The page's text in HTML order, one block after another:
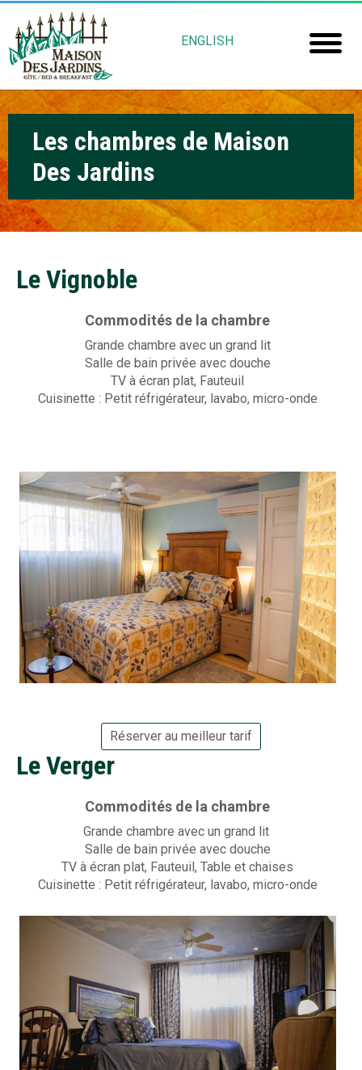
Aller
contenu
principal
M
a
i
s
D
e
s
s
des
ENGLISH
Les chambres de Maison
Des Jardins
Le Vignoble
Commodités de la chambre
Grande chambre avec un grand lit
Salle de bain privée avec douche
TV à écran plat, Fauteuil
Cuisinette : Petit réfrigérateur, lavabo, micro-onde
Réserver au meilleur tarif
Le Verger
Commodités de la chambre
Grande chambre avec un grand lit
Salle de bain privée avec douche
TV à écran plat, Fauteuil, Table et chaises
Cuisinette : Petit réfrigérateur, lavabo, micro-onde